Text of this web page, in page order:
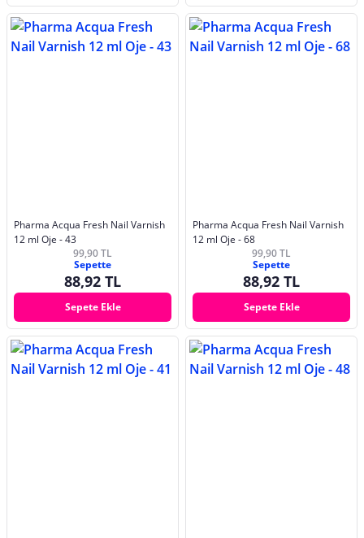
Pharma Acqua Fresh Nail Varnish
12 ml Oje - 43
99,90 TL
Sepette
88,92 TL
Sepete Ekle
Pharma Acqua Fresh Nail Varnish
12 ml Oje - 68
99,90 TL
Sepette
88,92 TL
Sepete Ekle